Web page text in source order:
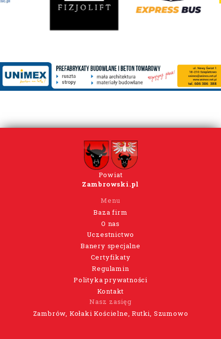
Powiat
Zambrowski.pl
Menu
Baza firm
O nas
Uczestnictwo
Banery specjalne
Certyfikaty
Regulamin
Polityka prywatności
Kontakt
Nasz zasięg
Zambrów, Kołaki Kościelne, Rutki, Szumowo